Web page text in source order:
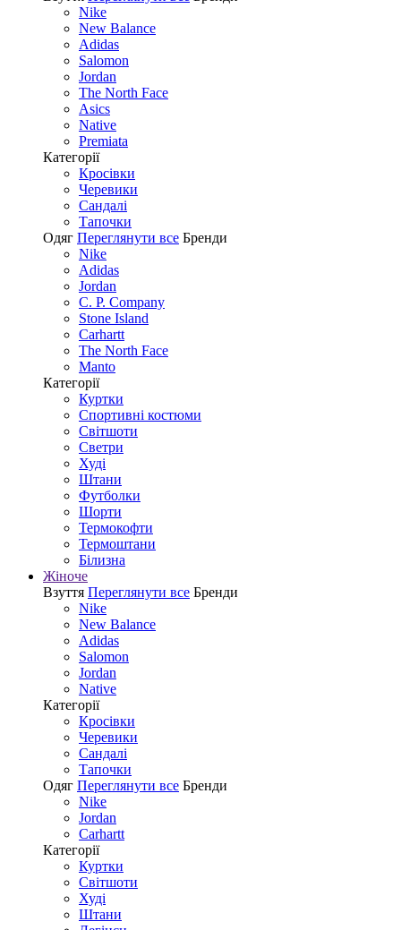
Nike
New Balance
Adidas
Salomon
Jordan
The North Face
Asics
Native
Premiata
Категорії
Кросівки
Черевики
Сандалі
Tапочки
Одяг Переглянути все Бренди
Nike
Adidas
Jordan
C. P. Company
Stone Island
Carhartt
The North Face
Manto
Категорії
Куртки
Спортивні костюми
Світшоти
Светри
Худі
Штани
Футболки
Шорти
Термокофти
Термоштани
Білизна
Жіноче
Взуття Переглянути все Бренди
Nike
New Balance
Adidas
Salomon
Jordan
Native
Категорії
Кросівки
Черевики
Сандалі
Tапочки
Одяг Переглянути все Бренди
Nike
Jordan
Carhartt
Категорії
Куртки
Світшоти
Худі
Штани